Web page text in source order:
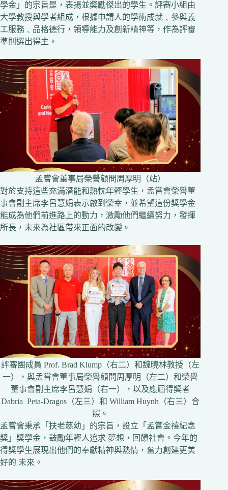
學金」的宗旨是，表揚並獎勵傑出的學生。評審小組由
大學教授與學者組成，根據申請人的學術成就﹑參與義
工服務﹑品格德行，領導能力及創新精神等，作為評審
準則選出得主。
孟嘗會董事局榮譽顧問周厚明（站）
對於支持這些充滿潛能和熱忱年輕學生，孟嘗會榮譽董
事會副主席李呂慧娟表示啟到榮幸，並希望這份獎學金
能成為他們前進路上的動力，激勵他們繼續努力，發揮
所長，未來為社區帶來正面的改變。
評審團成員 Prof. Brad Klump（右二）和魏曉林教授（左
一），與孟嘗會董事局榮譽顧問周厚明（左二）和榮譽
董事會副主席李呂慧娟（右一），以及應屆得獎者
Dabria Peta-Dragos（左三）和 William Huynh（右三）合
照。
孟嘗會秉承「扶老慈幼」的宗旨，設立「孟嘗金禧紀念
獎」獎學金，鼓勵年輕人追求 夢想，回饋社會。今年的
得獎學生展現出他們的奉獻精神與熱情，奮力創建更美
好的 未來。